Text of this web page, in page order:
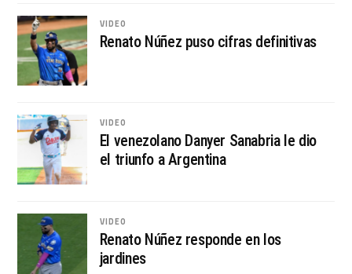
VIDEO
Renato Núñez puso cifras definitivas
VIDEO
El venezolano Danyer Sanabria le dio
el triunfo a Argentina
VIDEO
Renato Núñez responde en los
jardines